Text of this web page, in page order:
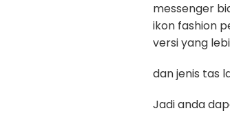
messenger
ikon fashion
versi yang
dan jenis tas
Jadi anda